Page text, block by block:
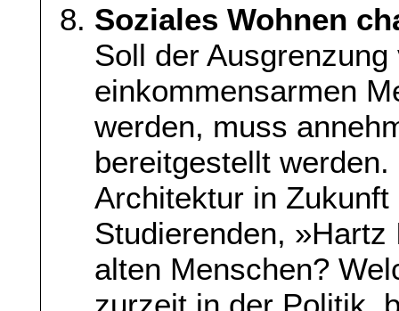
Soziales Wohnen
Soll der
einkommensarmen
werden, muss
bereitgestellt
Architektur in
Studierenden,
alten Menschen?
zurzeit in der Politik,